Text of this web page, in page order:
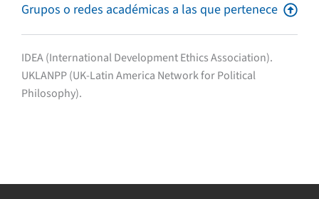
Grupos o redes académicas a las que pertenece
IDEA (International Development Ethics Association).
UKLANPP (UK-Latin America Network for Political
Philosophy).